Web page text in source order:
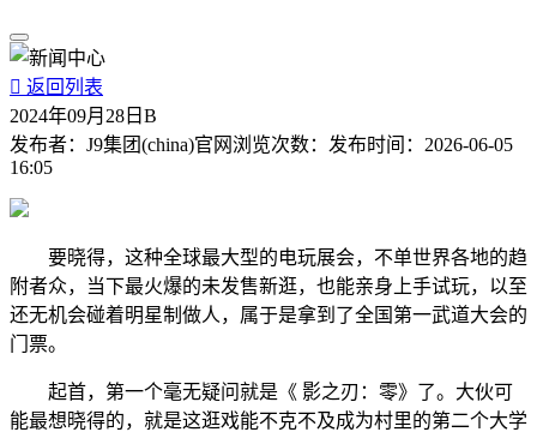
 返回列表
2024年09月28日B
发布者： J9集团(china)官网 浏览次数： 发布时间： 2026-06-05
16:05
要晓得，这种全球最大型的电玩展会，不单世界各地的趋
附者众，当下最火爆的未发售新逛，也能亲身上手试玩，以至
还无机会碰着明星制做人，属于是拿到了全国第一武道大会的
门票。
起首，第一个毫无疑问就是《 影之刃：零》了。大伙可
能最想晓得的，就是这逛戏能不克不及成为村里的第二个大学